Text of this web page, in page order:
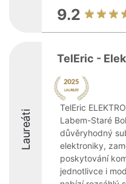
9.2
Laureáti
TelEric -
TelEric
Labem-Staré
důvěryhodný
elektroniky,
poskytování
jednotlivce i